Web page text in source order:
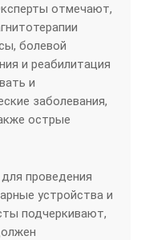
отмечают,
болевой
и реабилитация
и
заболевания,
острые
проведения
устройства и
подчеркивают,